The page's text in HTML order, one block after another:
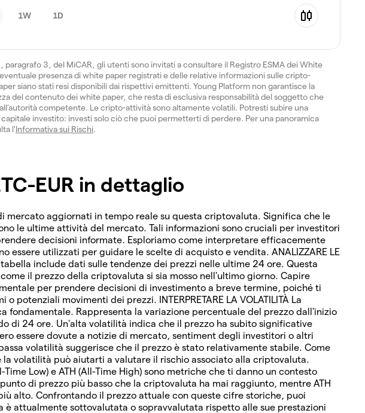
1W 1D
paragrafo 3, del MiCAR, gli utenti sono invitati a consultare il Registro ESMA dei White
presenza di white paper registrati e delle relative informazioni sulle cripto-
siano stati resi disponibili dai rispettivi emittenti. Young Platform non garantisce la
del contenuto dei white paper, che resta di esclusiva responsabilità del soggetto che
competente. Le cripto-attività sono altamente volatili. Potresti subire una
investito: investi solo ciò che puoi permetterti di perdere. Per una panoramica
l'Informativa sui Rischi.
EUR in dettaglio
mercato aggiornati in tempo reale su questa criptovaluta. Significa che le
le ultime attività del mercato. Tali informazioni sono cruciali per investitori
decisioni informate. Esploriamo come interpretare efficacemente
essere utilizzati per guidare le scelte di acquisto e vendita. ANALIZZARE LE
tabella include dati sulle tendenze dei prezzi nelle ultime 24 ore. Questa
il prezzo della criptovaluta si sia mosso nell'ultimo giorno. Capire
per prendere decisioni di investimento a breve termine, poiché ti
potenziali movimenti dei prezzi. INTERPRETARE LA VOLATILITÀ La
fondamentale. Rappresenta la variazione percentuale del prezzo dall'inizio
di 24 ore. Un'alta volatilità indica che il prezzo ha subito significative
essere dovute a notizie di mercato, sentiment degli investitori o altri
volatilità suggerisce che il prezzo è stato relativamente stabile. Come
volatilità può aiutarti a valutare il rischio associato alla criptovaluta.
Time Low) e ATH (All-Time High) sono metriche che ti danno un contesto
di prezzo più basso che la criptovaluta ha mai raggiunto, mentre ATH
alto. Confrontando il prezzo attuale con queste cifre storiche, puoi
è attualmente sottovalutata o sopravvalutata rispetto alle sue prestazioni